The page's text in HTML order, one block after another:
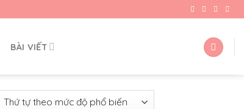
BÀI VIẾT